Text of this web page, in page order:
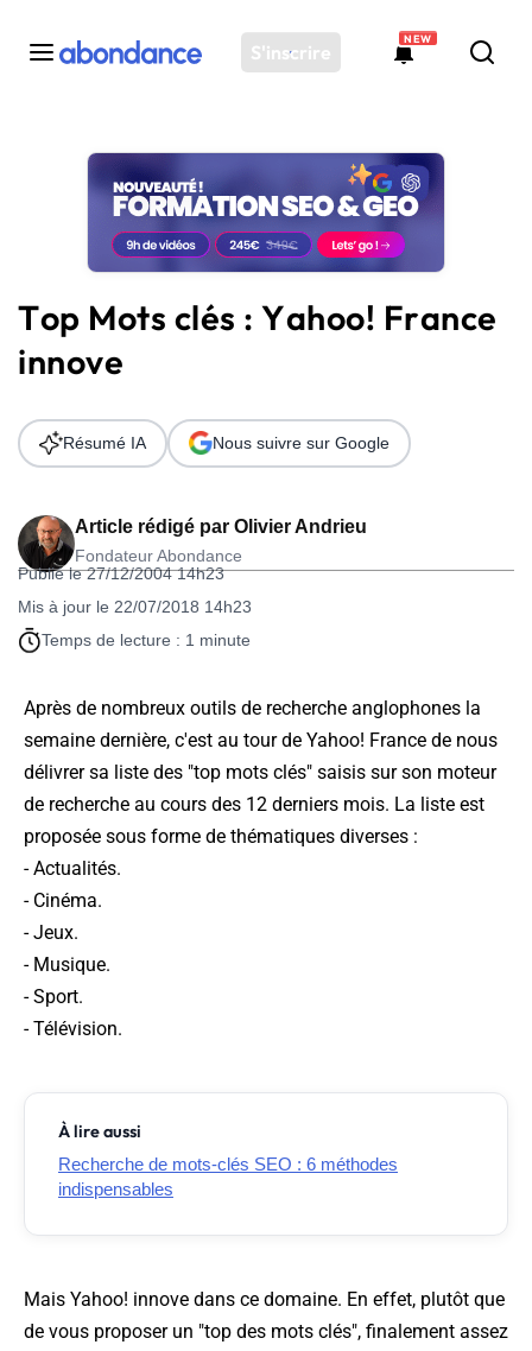
S'inscrire
NEW
Toutes les actus
Actus SEO
Plateforme
Solutions
Ressources
Audit SEO
Top Mots clés : Yahoo! France
innove
Article rédigé par Olivier Andrieu
Fondateur Abondance
Publié le 27/12/2004 14h23
Mis à jour le 22/07/2018 14h23
Temps de lecture : 1 minute
Résumé IA Nous suivre sur Google
Après de nombreux outils de recherche anglophones la
semaine dernière, c'est au tour de Yahoo! France de nous
délivrer sa liste des "top mots clés" saisis sur son moteur
de recherche au cours des 12 derniers mois. La liste est
proposée sous forme de thématiques diverses :
- Actualités.
- Cinéma.
- Jeux.
- Musique.
- Sport.
- Télévision.
À lire aussi
Recherche de mots-clés SEO : 6 méthodes
indispensables
Mais Yahoo! innove dans ce domaine. En effet, plutôt que
de vous proposer un "top des mots clés", finalement assez